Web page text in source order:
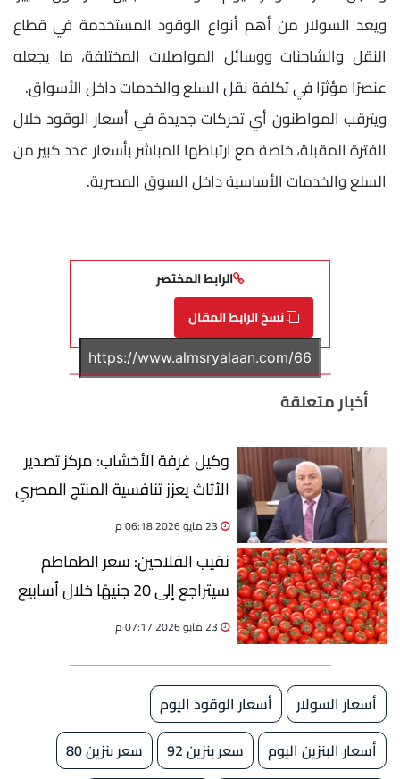
ويعد السولار من أهم أنواع الوقود المستخدمة في قطاع
النقل والشاحنات ووسائل المواصلات المختلفة، ما يجعله
عنصرًا مؤثرًا في تكلفة نقل السلع والخدمات داخل الأسواق.
ويترقب المواطنون أي تحركات جديدة في أسعار الوقود خلال
الفترة المقبلة، خاصة مع ارتباطها المباشر بأسعار عدد كبير من
السلع والخدمات الأساسية داخل السوق المصرية.
الرابط المختصر
نسخ الرابط المقال
أخبار متعلقة
وكيل غرفة الأخشاب: مركز تصدير
الأثاث يعزز تنافسية المنتج المصري
عالميًا | خاص
23 مايو 2026 06:18 م
نقيب الفلاحين: سعر الطماطم
سيتراجع إلى 20 جنيهًا خلال أسابيع
23 مايو 2026 07:17 م
أسعار السولار
أسعار الوقود اليوم
أسعار البنزين اليوم
سعر بنزين 92 سعر بنزين 80